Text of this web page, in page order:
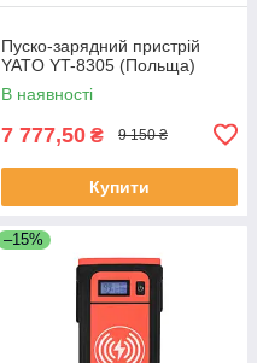
Пуско-зарядний пристрій
YATO YT-8305 (Польща)
В наявності
7 777,50 ₴ 9 150 ₴
Купити
–15%